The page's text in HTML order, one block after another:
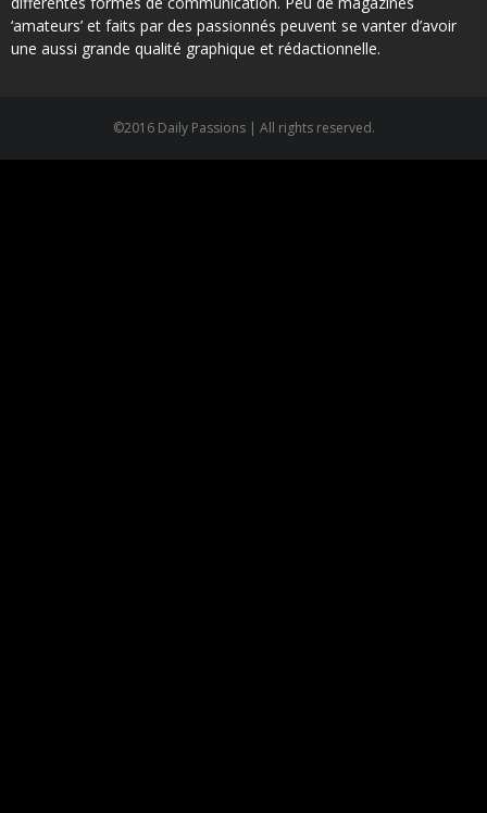
‘amateurs’ et faits par des passionnés peuvent se vanter d’avoir
une aussi grande qualité graphique et rédactionnelle.
©2016 Daily Passions | All rights reserved.